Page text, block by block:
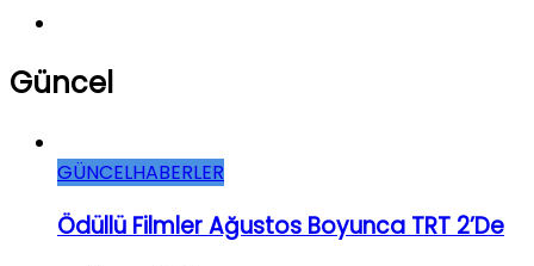
Güncel
GÜNCELHABERLER
Ödüllü Filmler Ağustos Boyunca TRT 2’de